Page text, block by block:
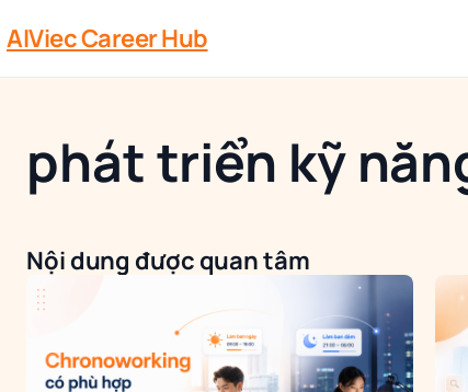
AIViec Career Hub
phát triển kỹ
Nội dung được quan tâm